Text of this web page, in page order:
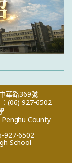
華路369號
(06) 927-6502
County
927-6502
School